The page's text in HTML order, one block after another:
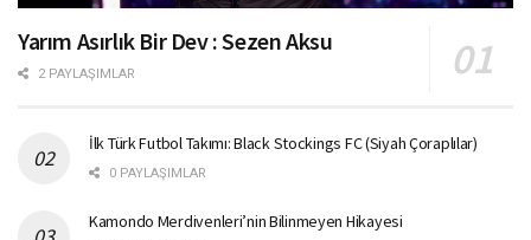
Yarım Asırlık Bir Dev : Sezen Aksu
2 PAYLAŞIMLAR
İlk Türk Futbol Takımı: Black Stockings FC (Siyah Çoraplılar)
0 PAYLAŞIMLAR
Kamondo Merdivenleri’nin Bilinmeyen Hikayesi